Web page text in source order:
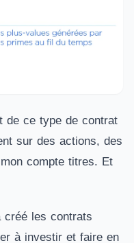
de ce type de contrat
sur des actions, des
compte titres. Et
créé les contrats
à investir et faire en